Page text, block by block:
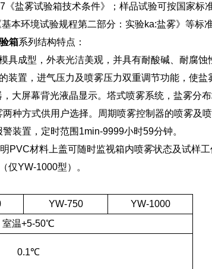
盐雾试验箱技术条件》；样品试验可按国家标
本环境试验规程第二部分：实验ka:盐雾》等标
箱系列结构特点：
具成型，外表光洁美观，并具有耐酸碱、耐腐蚀
装置，进气压力及喷雾压力双重调节功能，使
大屏幕背光液晶显示。塔式喷雾系统，盐雾分
种方式供用户选择。周期喷雾控制器的喷雾及
装置，定时范围1min-9999小时59分钟。
PVC材料上盖可随时监视箱内喷雾状态及试样工
仅YW-1000型）。
YW-750
YW-1000
室温+5-50℃
0.1℃